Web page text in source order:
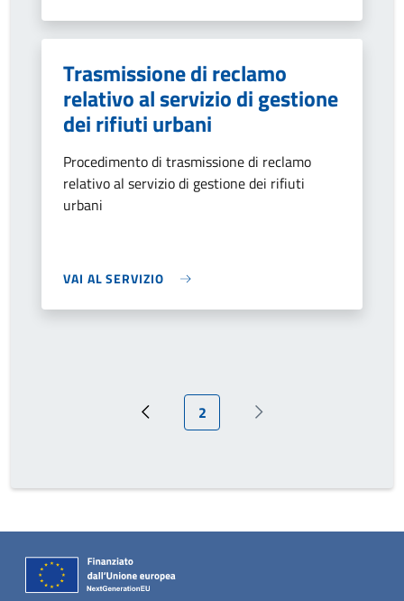
Trasmissione di reclamo
relativo al servizio di gestione
dei rifiuti urbani
Procedimento di trasmissione di reclamo
relativo al servizio di gestione dei rifiuti
urbani
VAI AL SERVIZIO
Pagina precedente
Pagina attuale
2 Prossima pagina